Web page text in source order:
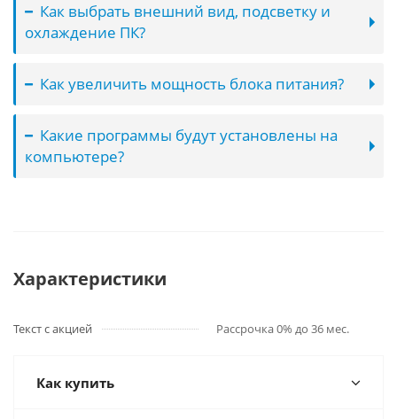
Как выбрать внешний вид, подсветку и
охлаждение ПК?
Как увеличить мощность блока питания?
Какие программы будут установлены на
компьютере?
Характеристики
Текст с акцией Рассрочка 0% до 36 мес.
Как купить